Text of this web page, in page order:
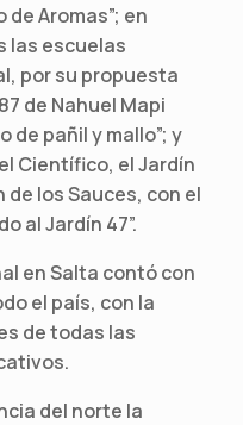
Aromas”; en
las escuelas
por su propuesta
de Nahuel Mapi
de pañil y mallo”; y
Científico, el Jardín
de los Sauces, con el
al Jardín 47”.
en Salta contó con
el país, con la
de todas las
del norte la